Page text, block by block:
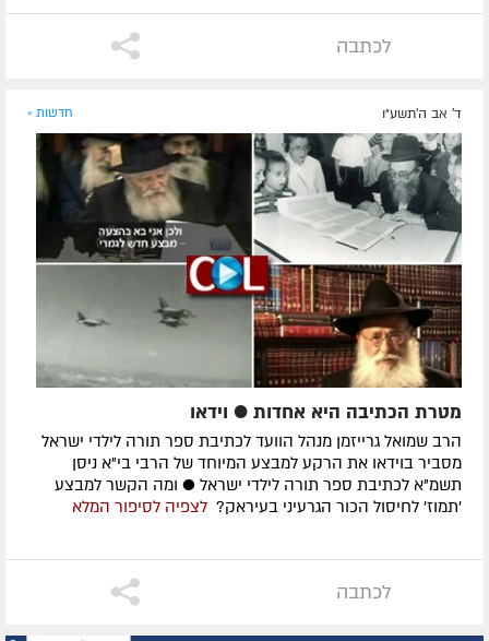
לכתבה
ד' אב ה׳תשע״ו חדשות »
מטרת הכתיבה היא אחדות ● וידאו
הרב שמואל גרייזמן מנהל הוועד לכתיבת ספר תורה לילדי ישראל
מסביר בוידאו את הרקע למבצע המיוחד של הרבי בי"א ניסן
תשמ"א לכתיבת ספר תורה לילדי ישראל ● ומה הקשר למבצע
'תמוז' לחיסול הכור הגרעיני בעיראק? לצפיה לסיפור המלא
לכתבה